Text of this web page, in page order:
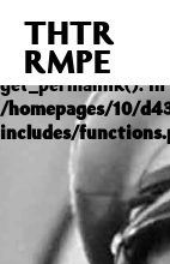
Deprecated : Die
Version 4.4.0
get_permalink(). in
/homepages/10/
includes/
THTR
RMPE